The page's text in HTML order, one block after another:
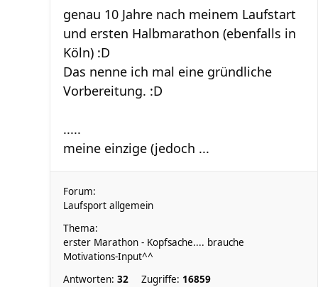
genau 10 Jahre nach meinem Laufstart
und ersten Halbmarathon (ebenfalls in
Köln) :D
Das nenne ich mal eine gründliche
Vorbereitung. :D
.....
meine einzige (jedoch ...
Forum:
Laufsport allgemein
Thema:
erster Marathon - Kopfsache.... brauche
Motivations-Input^^
Antworten: 32 Zugriffe: 16859